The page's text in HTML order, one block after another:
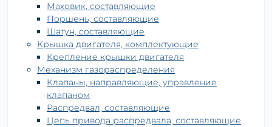
Маховик, составляющие
Поршень, составляющие
Шатун, составляющие
Крышка двигателя, комплектующие
Крепление крышки двигателя
Механизм газораспределения
Клапаны, направляющие, управление
клапаном
Распредвал, составляющие
Цепь привода распредвала, составляющие